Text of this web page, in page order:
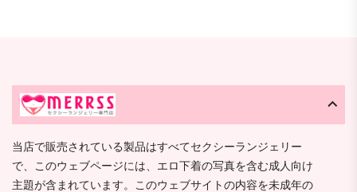
当店で販売されている製品はすべてセクシーランジェリー
で、このウェブページには、エロ下着の写真を含む成人向け
主題が含まれています。このウェブサイトの内容を未成年の